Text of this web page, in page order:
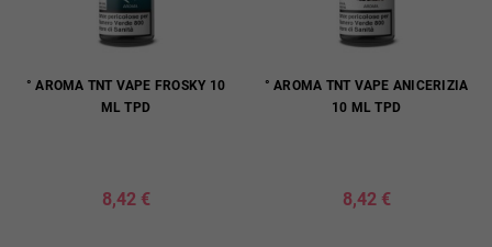
° AROMA TNT VAPE FROSKY 10
ML TPD
8,42 €
° AROMA TNT VAPE ANICERIZIA
10 ML TPD
8,42 €